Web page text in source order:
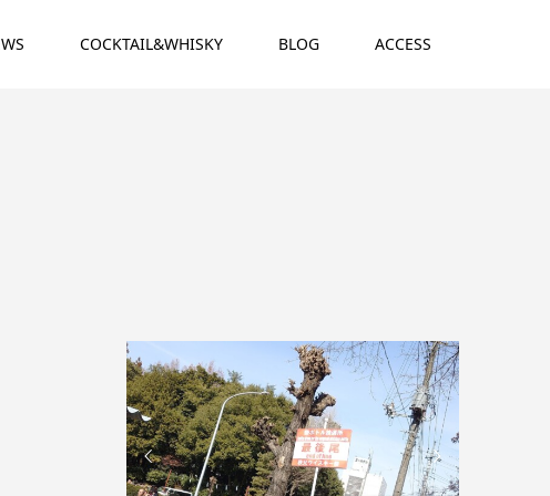
COCKTAIL&WHISKY BLOG ACCESS
 